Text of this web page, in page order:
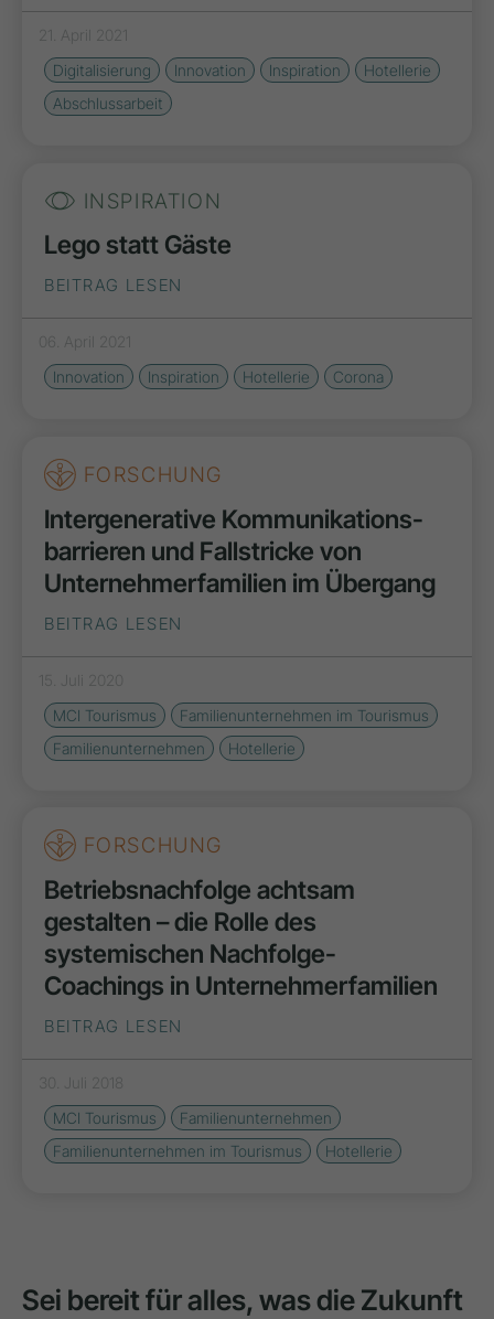
21. April 2021
Digitalisierung
Innovation Inspiration
Hotellerie
Abschlussarbeit
INSPIRATION
Lego statt Gäste
BEITRAG LESEN
06. April 2021
Innovation
Inspiration Hotellerie Corona
FORSCHUNG
Intergenerative Kommunikations­
barrieren und Fallstricke von
Unternehmerfamilien im Übergang
BEITRAG LESEN
15. Juli 2020
MCI Tourismus
Familienunternehmen im Tourismus
Familienunternehmen
Hotellerie
FORSCHUNG
Betriebsnachfolge achtsam
gestalten – die Rolle des
systemischen Nachfolge-
Coachings in Unternehmerfamilien
BEITRAG LESEN
30. Juli 2018
MCI Tourismus
Familienunternehmen
Familienunternehmen im Tourismus
Hotellerie
Sei bereit für alles, was die Zukunft